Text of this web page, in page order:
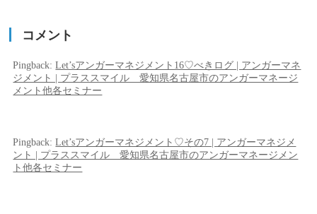
コメント
Pingback:Let’sアンガーマネジメント16♡べきログ | アンガーマネ
ジメント | プラススマイル 愛知県名古屋市のアンガーマネージ
メント他各セミナー
Pingback:Let’sアンガーマネジメント♡その7 | アンガーマネジメ
ント | プラススマイル 愛知県名古屋市のアンガーマネージメン
ト他各セミナー